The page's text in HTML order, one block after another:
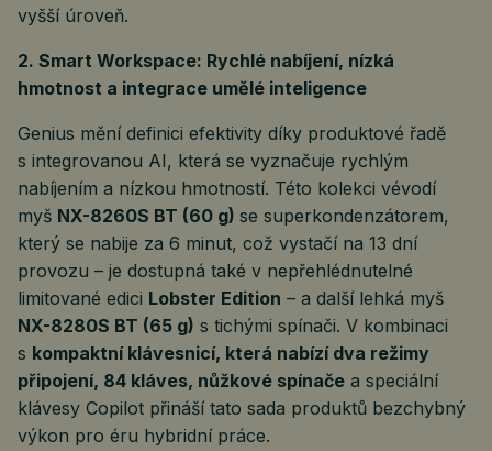
vyšší úroveň.
2. Smart Workspace: Rychlé nabíjení, nízká
hmotnost a integrace umělé inteligence
Genius mění definici efektivity díky produktové řadě
s integrovanou AI, která se vyznačuje rychlým
nabíjením a nízkou hmotností. Této kolekci vévodí
myš NX-8260S BT (60 g) se superkondenzátorem,
který se nabije za 6 minut, což vystačí na 13 dní
provozu – je dostupná také v nepřehlédnutelné
limitované edici Lobster Edition – a další lehká myš
NX-8280S BT (65 g) s tichými spínači. V kombinaci
s kompaktní klávesnicí, která nabízí dva režimy
připojení, 84 kláves, nůžkové spínače a speciální
klávesy Copilot přináší tato sada produktů bezchybný
výkon pro éru hybridní práce.